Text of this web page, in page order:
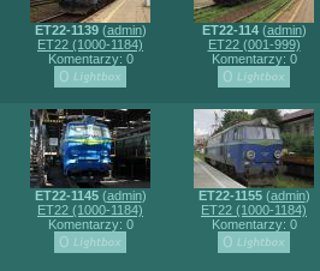
ET22-1139(admin)
ET22 (1000-1184)
Komentarzy: 0
ET22-114(admin)
ET22 (001-999)
Komentarzy: 0
ET22-1145(admin)
ET22 (1000-1184)
Komentarzy: 0
ET22-1155(admin)
ET22 (1000-1184)
Komentarzy: 0